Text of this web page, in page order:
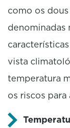
como os dous
denominadas
vista
temperatura
os riscos para